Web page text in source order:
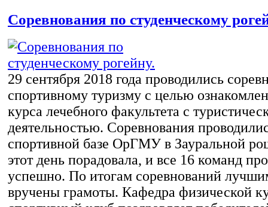
Соревнования по студенческому
29 сентября 2018 года проводились
спортивному туризму с целью
курса лечебного факультета с
деятельностью. Соревнования
спортивной базе ОрГМУ в Зауральной
этот день порадовала, и все 16 команд
успешно. По итогам соревнований
вручены грамоты. Кафедра физической